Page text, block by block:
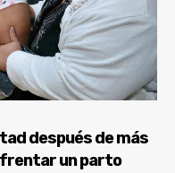
después de más
un parto